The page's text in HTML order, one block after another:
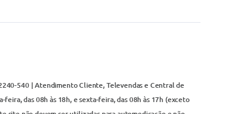
540 | Atendimento Cliente, Televendas e Central de
das 08h às 18h, e sexta-feira, das 08h às 17h (exceto